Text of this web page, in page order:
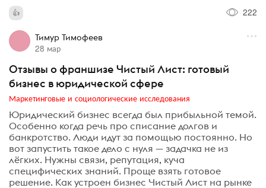
222
Тимур Тимофеев
28 мар
Отзывы о франшизе Чистый Лист: готовый
бизнес в юридической сфере
Маркетинговые и социологические исследования
Юридический бизнес всегда был прибыльной темой.
Особенно когда речь про списание долгов и
банкротство. Люди идут за помощью постоянно. Но
вот запустить такое дело с нуля — задачка не из
лёгких. Нужны связи, репутация, куча
специфических знаний. Проще взять готовое
решение. Как устроен бизнес Чистый Лист на рынке